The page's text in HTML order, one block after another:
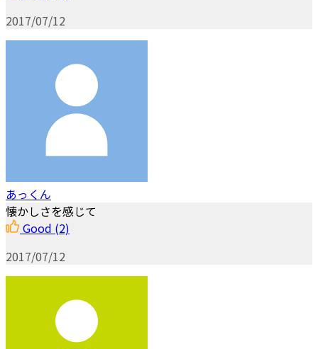
2017/07/12
あっくん
懐かしさを感じて
Good (2)
2017/07/12